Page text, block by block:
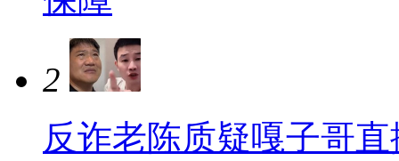
2
反诈老陈质疑嘎子哥